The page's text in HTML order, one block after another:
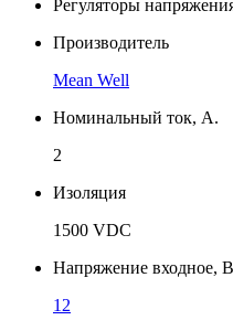
Регуляторы
Производитель
Mean Well
Номинальный ток, А.
2
Изоляция
1500 VDC
Напряжение входное,
12